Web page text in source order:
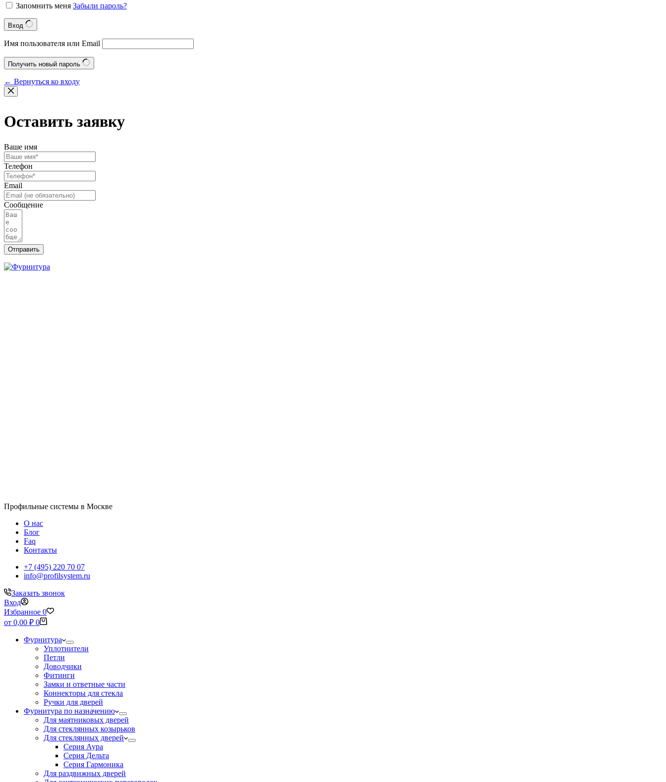
Запомнить меня Забыли пароль?
Вход
Имя пользователя или Email
Получить новый пароль
← Вернуться ко входу
Оставить заявку
Ваше имя
Телефон
Email
Сообщение
Отправить
Профильные системы в Москве
О нас
Блог
Faq
Контакты
+7 (495) 220 70 07
info@profilsystem.ru
Заказать звонок
Вход
Избранное 0
Корзина
от 0,00 ₽ 0
Фурнитура
Уплотнители
Петли
Доводчики
Фитинги
Замки и ответные части
Коннекторы для стекла
Ручки для дверей
Фурнитура по назначению
Для маятниковых дверей
Для стеклянных козырьков
Для стеклянных дверей
Серия Аура
Серия Дельта
Серия Гармоника
Для раздвижных дверей